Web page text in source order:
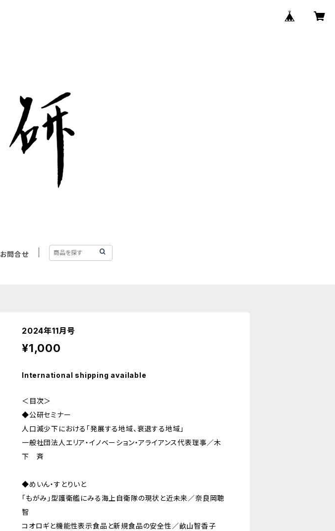
お問合せ
2024年11月号
¥1,000
International shipping available
＜目次＞
◆公研セミナー
人口減少下における「発展する地域、衰退する地域」
一般社団法人エリア・イノベーション・アライアンス代表理事／木
下 斉
◆めいん・すとりいと
「もがみ」型護衛艦にみる海上自衛隊の現状と近未来／奈良岡聰
智
コオロギと機能性表示食品と新規食品の安全性／畝山智香子